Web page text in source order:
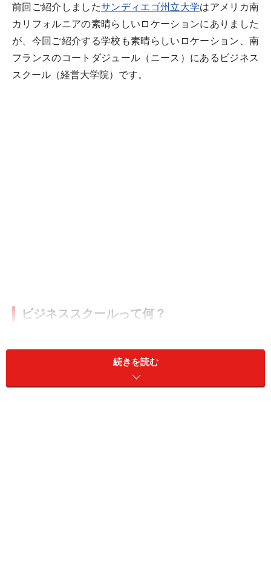
前回ご紹介しましたサンディエゴ州立大学はアメリカ南
カリフォルニアの素晴らしいロケーションにありました
が、今回ご紹介する学校も素晴らしいロケーション、南
フランスのコートダジュール（ニース）にあるビジネス
スクール（経営大学院）です。
ビジネススクールって何？
ことです。つまり、ビジネスを学ぶための大学院のこと
を指します。大学院を総称してGraduate Schoolと呼びま
すが、その中でも医学部や法学部がそれぞれMedical
続きを読む